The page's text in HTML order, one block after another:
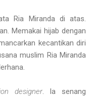
Ria Miranda di atas.
Memakai hijab dengan
kecantikan diri
muslim Ria Miranda
designer. Ia senang